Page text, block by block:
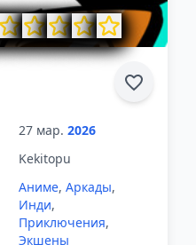
27 мар. 2026
Kekitopu
Аниме, Аркады,
Инди,
Приключения,
Экшены